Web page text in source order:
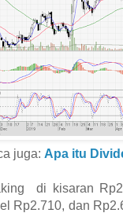
juga: Apa itu
di kisaran
Rp2.710, dan